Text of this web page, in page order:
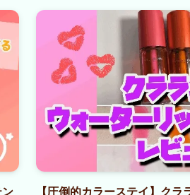
【圧倒的カラーステイ】ク